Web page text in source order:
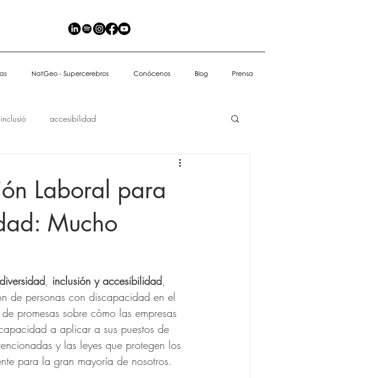
NatGeo - Supercerebros Conócenos Blog Prensa
accesibilidad
Laboral para
Mucho
diversidad, inclusión y accesibilidad,
de personas con discapacidad en el
promesas sobre cómo las empresas
a aplicar a sus puestos de
y las leyes que protegen los
para la gran mayoría de nosotros.